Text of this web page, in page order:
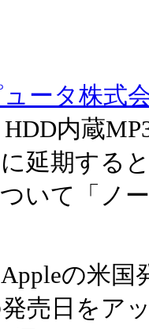
ータ株式
内蔵
延期する
いて「ノ
の米国
売日をア